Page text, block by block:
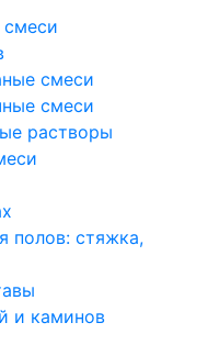
смеси
смеси
смеси
растворы
полов: стяжка,
и каминов